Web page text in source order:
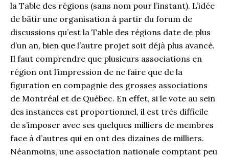
la Table des régions (sans nom pour l’instant). L’idée
de bâtir une organisation à partir du forum de
discussions qu’est la Table des régions date de plus
d’un an, bien que l’autre projet soit déjà plus avancé.
Il faut comprendre que plusieurs associations en
région ont l’impression de ne faire que de la
figuration en compagnie des grosses associations
de Montréal et de Québec. En effet, si le vote au sein
des instances est proportionnel, il est très difficile
de s’imposer avec ses quelques milliers de membres
face à d’autres qui en ont des dizaines de milliers.
Néanmoins, une association nationale comptant peu